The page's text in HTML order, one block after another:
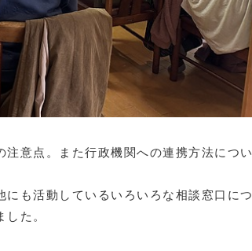
意点。また行政機関への連携方法につい
も活動しているいろいろな相談窓口につ
た。